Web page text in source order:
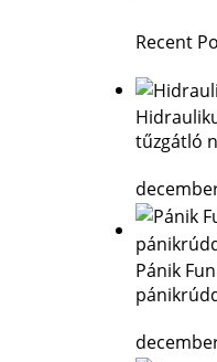
Recent
tűzgátló
Pánik